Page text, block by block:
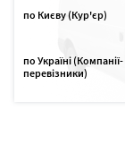
по Києву (Кур'єр)
по Україні (Компанії-
перевізники)